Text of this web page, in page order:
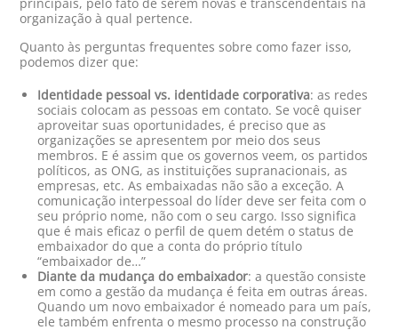
organização à qual pertence.
Quanto às perguntas frequentes sobre como fazer isso,
podemos dizer que:
Identidade pessoal vs. identidade corporativa: as redes
sociais colocam as pessoas em contato. Se você quiser
aproveitar suas oportunidades, é preciso que as
organizações se apresentem por meio dos seus
membros. E é assim que os governos veem, os partidos
políticos, as ONG, as instituições supranacionais, as
empresas, etc. As embaixadas não são a exceção. A
comunicação interpessoal do líder deve ser feita com o
seu próprio nome, não com o seu cargo. Isso significa
que é mais eficaz o perfil de quem detém o status de
embaixador do que a conta do próprio título
“embaixador de…”
Diante da mudança do embaixador: a questão consiste
em como a gestão da mudança é feita em outras áreas.
Quando um novo embaixador é nomeado para um país,
ele também enfrenta o mesmo processo na construção